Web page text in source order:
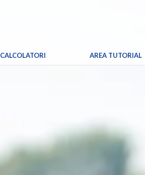
CALCOLATORI AREA TUTORIAL